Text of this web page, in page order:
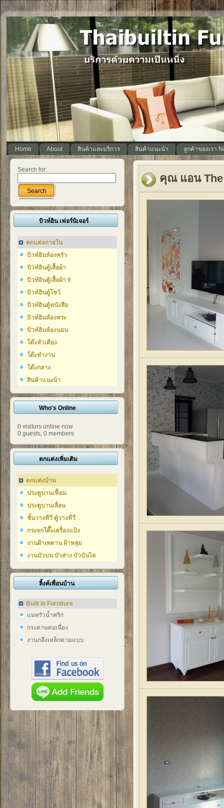
Home About สินค้าและบริการ สินค้าแนะนำ ลูกค้าของเรา
Search for:
Search
บิวท์อิน เฟอร์นิเจอร์
ตกแต่งภายใน
บิวท์อินห้องครัว
บิวท์อินตู้เสื้อผ้า
บิวท์อินตู้เสื้อผ้า II
บิวท์อินตู้โชว์
บิวท์อินตู้หนังสือ
บิวท์อินห้องพระ
บิวท์อินห้องนอน
โต๊ะหัวเตียง
โต๊ะทำงาน
โต๊ะกลาง
สินค้าแนะนำ
Who's Online
0 visitors online now
0 guests, 0 members
ตกแต่งเพิ่มเติม
ตกแต่งบ้าน
ประตูบานเฟี้ยม
ประตูบานเลื่อน
ชั้นวางทีวี ตู้วางทีวี
กระจกโต๊๊ะเครื่องแป้ง
งานฝ้าเพดาน ฝ้าหลุม
งานบัวบน บัวล่าง บัวบันได
ลิ้งค์เพื่อนบ้าน
Built in Furniture
แม่ครัวน้ำพริก
กระดาษต่อเนื่อง
งานกลึงเหล็กตามแบบ
คุณ แอน The